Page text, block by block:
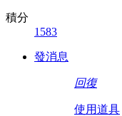
積分
1583
發消息
回復
使用道具